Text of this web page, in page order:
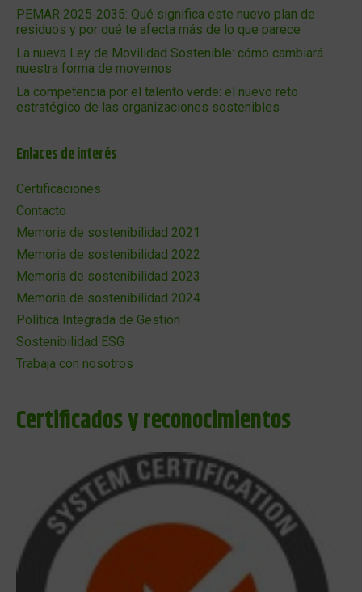
PEMAR 2025‑2035: Qué significa este nuevo plan de
residuos y por qué te afecta más de lo que parece
La nueva Ley de Movilidad Sostenible: cómo cambiará
nuestra forma de movernos
La competencia por el talento verde: el nuevo reto
estratégico de las organizaciones sostenibles
Enlaces de interés
Certificaciones
Contacto
Memoria de sostenibilidad 2021
Memoria de sostenibilidad 2022
Memoria de sostenibilidad 2023
Memoria de sostenibilidad 2024
Política Integrada de Gestión
Sostenibilidad ESG
Trabaja con nosotros
Certificados y reconocimientos